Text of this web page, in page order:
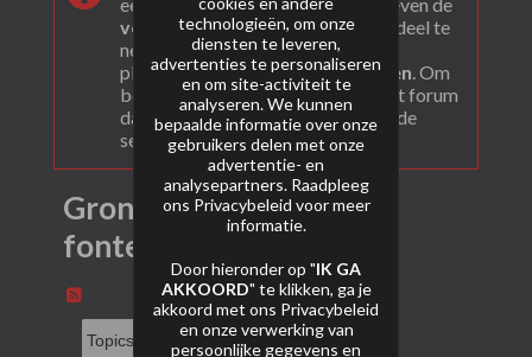
veel gestelde vragen. Om actief deel te
nemen en ook berichten te kunnen
plaatsen moet je je eerstregisteren. Om
berichten te bekijken, selecteer het forum
dat je wil bezoeken uit onderstaande
selectie.
Grondvuurwerk en
fonteinen
technologieën, om onze
diensten te leveren,
advertenties te personaliseren
en om site-activiteit te
analyseren. We kunnen
bepaalde informatie over onze
gebruikers delen met onze
advertentie- en
analysepartners. Raadpleeg
ons Privacybeleid voor meer
informatie.
Door hieronder op "IK GA
AKKOORD" te klikken, ga je
akkoord met ons Privacybeleid
en onze verwerking van
persoonlijke gegevens en